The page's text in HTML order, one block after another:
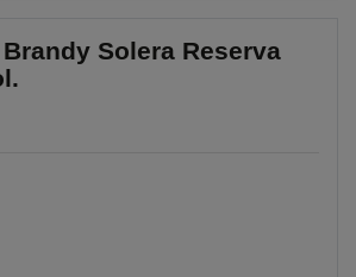
Solera Reserva